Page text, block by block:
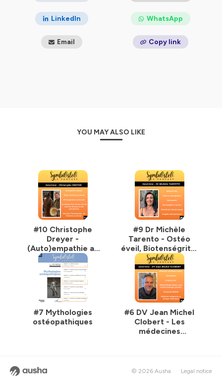
🧍‍♀️ Solo : Amélie ou Marie
Animés par Amélie Gardelle et Marie Salabert
LinkedIn : SymbiOsteO Le Podcast
de droit)
Hébergé par Ausha. Visitez
ausha.co/politique-de-
confidentialitepour plus d'informations.
LinkedIn WhatsApp
Email Copy link
YOU MAY ALSO LIKE
#10 Christophe
Dreyer -
(Auto)empathie au
service du vivant -
Devenir
ostéopathe, un
chemin vers Soi
#9 Dr Michèle
Tarento - Ostéo
éveil, Biotenségrité,
Fascias
#7 Mythologies
ostéopathiques
#6 DV Jean Michel
Clobert - Les
médecines
d’une clinique
© 2026 Ausha Legal notice